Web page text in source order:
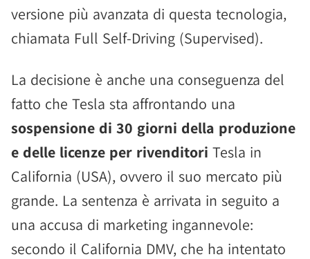
versione più avanzata di questa tecnologia,
chiamata Full Self-Driving (Supervised).
La decisione è anche una conseguenza del
fatto che Tesla sta affrontando una
sospensione di 30 giorni della produzione
e delle licenze per rivenditori Tesla in
California (USA), ovvero il suo mercato più
grande. La sentenza è arrivata in seguito a
una accusa di marketing ingannevole:
secondo il California DMV, che ha intentato